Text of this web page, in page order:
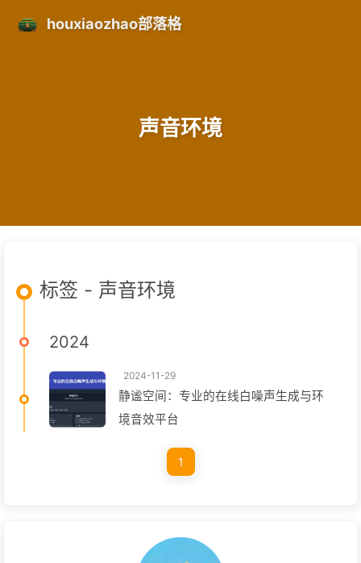
houxiaozhao部落格
声音环境
标签 - 声音环境
2024
2024-11-29
静谧空间：专业的在线白噪声生成与环
境音效平台
1